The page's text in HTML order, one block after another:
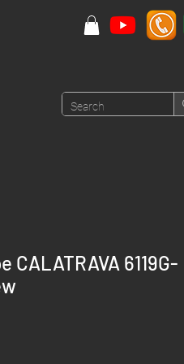
CALATRAVA 6119G-